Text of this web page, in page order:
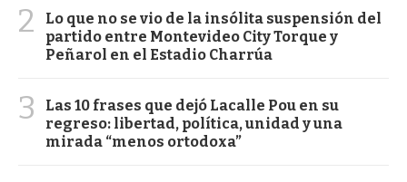
2
Lo que no se vio de la insólita suspensión del
partido entre Montevideo City Torque y
Peñarol en el Estadio Charrúa
3
Las 10 frases que dejó Lacalle Pou en su
regreso: libertad, política, unidad y una
mirada “menos ortodoxa”